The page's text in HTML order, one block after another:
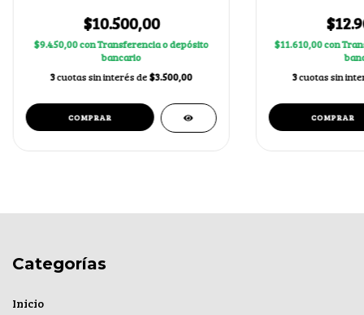
$10.500,00
$9.450,00conTransferencia o depósito
bancario
3cuotas sin interés de$3.500,00
$11.610,00con
3cuotas sin
Categorías
Inicio